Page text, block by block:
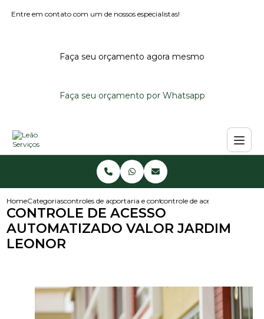
Entre em contato com um de nossos especialistas!
Faça seu orçamento agora mesmo
Faça seu orçamento por Whatsapp
HomeCategoriascontroles de acessoportaria e controle de acesso
controle de acesso
CONTROLE DE ACESSO
AUTOMATIZADO VALOR JARDIM
LEONOR